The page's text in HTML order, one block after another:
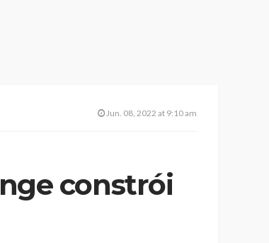
Jun. 08, 2022 at 9:10 am
constrói